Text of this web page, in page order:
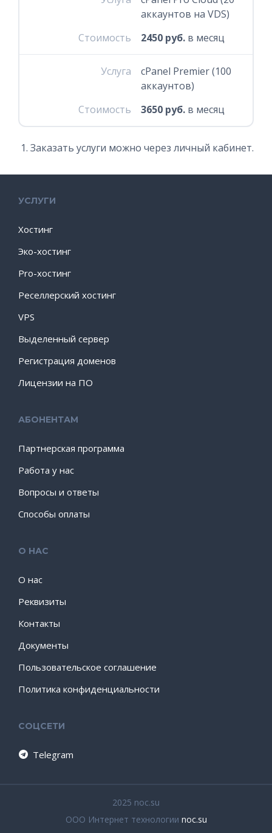
аккаунтов на VDS)
Стоимость
2450 руб.в месяц
Услуга
cPanel Premier (100
аккаунтов)
Стоимость
3650 руб.в месяц
Заказать услуги можно через личный кабинет.
УСЛУГИ
Хостинг
Эко-хостинг
Pro-хостинг
Реселлерский хостинг
VPS
Выделенный сервер
Регистрация доменов
Лицензии на ПО
АБОНЕНТАМ
Партнерская программа
Работа у нас
Вопросы и ответы
Способы оплаты
О НАС
О нас
Реквизиты
Контакты
Документы
Пользовательское соглашение
Политика конфиденциальности
СОЦСЕТИ
Telegram
2025 noc.su
ООО Интернет технологии noc.su